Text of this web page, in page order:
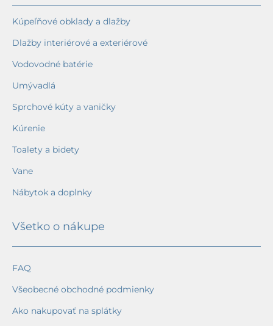
Kúpeľňové obklady a dlažby
Dlažby interiérové a exteriérové
Vodovodné batérie
Umývadlá
Sprchové kúty a vaničky
Kúrenie
Toalety a bidety
Vane
Nábytok a doplnky
Všetko o nákupe
FAQ
Všeobecné obchodné podmienky
Ako nakupovať na splátky